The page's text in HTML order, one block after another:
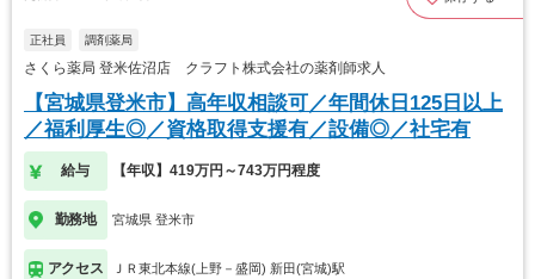
正社員 調剤薬局
さくら薬局 登米佐沼店 クラフト株式会社の薬剤師求人
【宮城県登米市】高年収相談可／年間休日125日以上
／福利厚生◎／資格取得支援有／設備◎／社宅有
給与 【年収】419万円～743万円程度
勤務地 宮城県 登米市
アクセス ＪＲ東北本線(上野－盛岡) 新田(宮城)駅